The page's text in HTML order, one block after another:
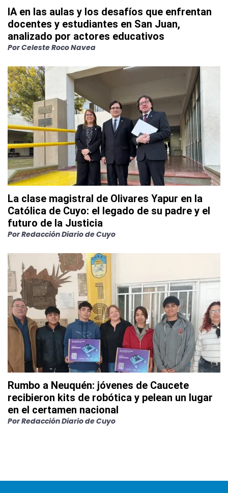
IA en las aulas y los desafíos que enfrentan
docentes y estudiantes en San Juan,
analizado por actores educativos
PorCeleste Roco Navea
La clase magistral de Olivares Yapur en la
Católica de Cuyo: el legado de su padre y el
futuro de la Justicia
PorRedacción Diario de Cuyo
Rumbo a Neuquén: jóvenes de Caucete
recibieron kits de robótica y pelean un lugar
en el certamen nacional
PorRedacción Diario de Cuyo